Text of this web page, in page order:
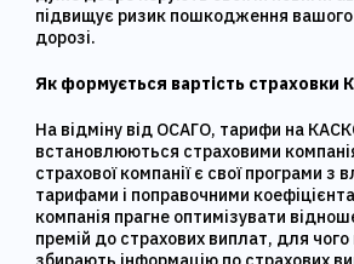
підвищує ризик пошкодження вашого
дорозі.
Як формується вартість страховки
На відміну від ОСАГО, тарифи на
встановлюються страховими
страхової компанії є свої програми з
тарифами і поправочними
компанія прагне оптимізувати
премій до страхових виплат, для чого